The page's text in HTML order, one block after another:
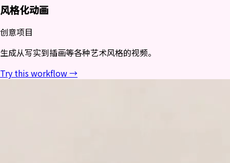
风格化动画
创意项目
生成从写实到插画等各种艺术风格的视频。
Try this workflow →